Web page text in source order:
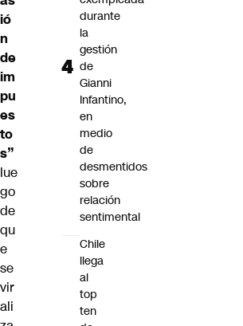
ió
n
de
im
pu
es
to
s”
lue
go
de
qu
e
se
vir
ali
durante
la
gestión
de
Gianni
Infantino,
en
medio
de
desmentidos
sobre
relación
sentimental
Chile
llega
al
top
ten